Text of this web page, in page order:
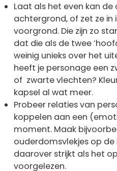
Laat als het even kan
achtergrond, of zet ze in
voorgrond. Die zijn zo
dat die als de twee
weinig unieks over het
heeft je personage een
of zwarte vlechten?
kapsel al wat meer.
Probeer relaties van
koppelen aan een
moment. Maak
ouderdomsvlekjes op
daarover strijkt als het
voorgelezen.